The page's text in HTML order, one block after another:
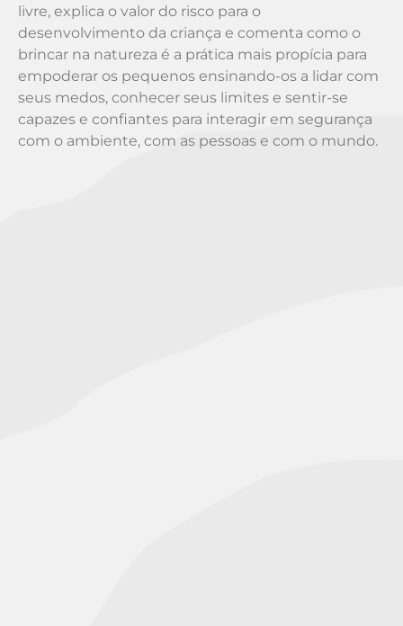
livre, explica o valor do risco para o
desenvolvimento da criança e comenta como o
brincar na natureza é a prática mais propícia para
empoderar os pequenos ensinando-os a lidar com
seus medos, conhecer seus limites e sentir-se
capazes e confiantes para interagir em segurança
com o ambiente, com as pessoas e com o mundo.